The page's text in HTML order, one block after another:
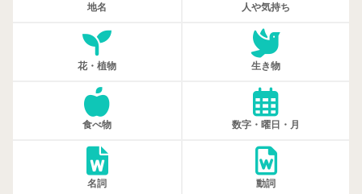
地名 人や気持ち
花・植物 生き物
食べ物 数字・曜日・月
名詞 動詞